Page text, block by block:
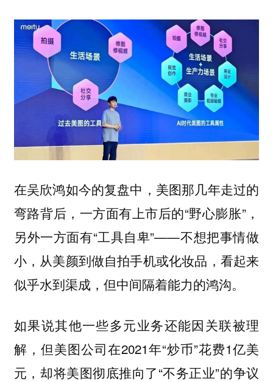
在吴欣鸿如今的复盘中，美图那几年走过的
弯路背后，一方面有上市后的“野心膨胀”，
另外一方面有“工具自卑”——不想把事情做
小，从美颜到做自拍手机或化妆品，看起来
似乎水到渠成，但中间隔着能力的鸿沟。
如果说其他一些多元业务还能因关联被理
解，但美图公司在2021年“炒币”花费1亿美
元，却将美图彻底推向了“不务正业”的争议